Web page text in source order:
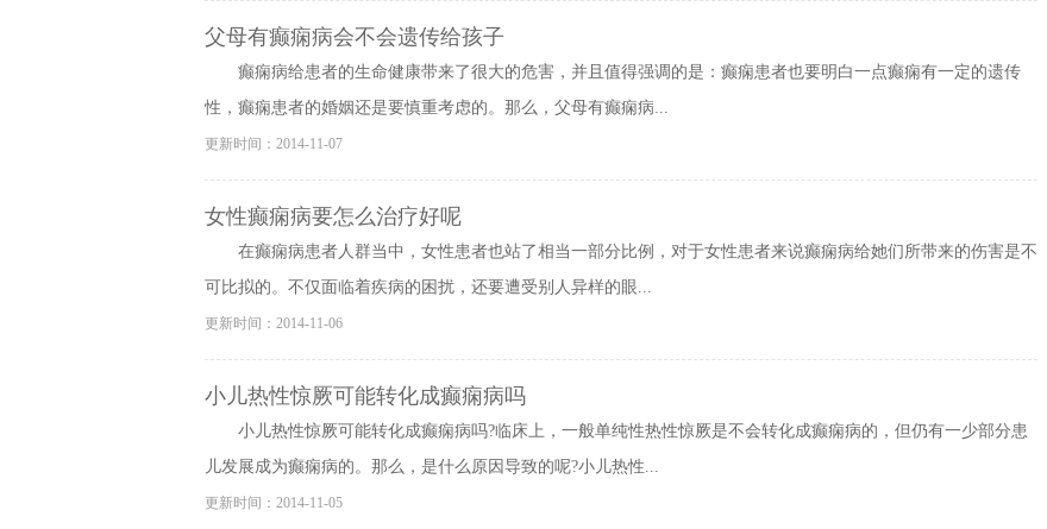
父母有癫痫病会不会遗传给孩子
癫痫病给患者的生命健康带来了很大的危害，并且值得强调的是：癫痫患者也要明白一点癫痫有一定的遗传
性，癫痫患者的婚姻还是要慎重考虑的。那么，父母有癫痫病...
更新时间：2014-11-07
女性癫痫病要怎么治疗好呢
在癫痫病患者人群当中，女性患者也站了相当一部分比例，对于女性患者来说癫痫病给她们所带来的伤害是不
可比拟的。不仅面临着疾病的困扰，还要遭受别人异样的眼...
更新时间：2014-11-06
小儿热性惊厥可能转化成癫痫病吗
小儿热性惊厥可能转化成癫痫病吗?临床上，一般单纯性热性惊厥是不会转化成癫痫病的，但仍有一少部分患
儿发展成为癫痫病的。那么，是什么原因导致的呢?小儿热性...
更新时间：2014-11-05